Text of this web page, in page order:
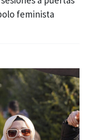
feminista